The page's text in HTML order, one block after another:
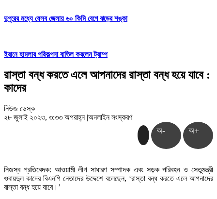
দুপুরের মধ্যে যেসব জেলায় ৬০ কিমি বেগে ঝড়ের শঙ্কা
ইরানে হামলার পরিকল্পনা বাতিল করলেন ট্রাম্প
রাস্তা বন্ধ করতে এলে আপনাদের রাস্তা বন্ধ হয়ে যাবে :
কাদের
নিউজ ডেস্ক
২৮ জুলাই ২০২৩, ৩:৩৩ অপরাহ্ন |অনলাইন সংস্করণ
অ- অ+
নিজস্ব প্রতিবেদক: আওয়ামী লীগ সাধারণ সম্পাদক এবং সড়ক পরিবহন ও সেতুমন্ত্রী
ওবায়দুল কাদের বিএনপি নেতাদের উদ্দেশে বলেছেন, ‘রাস্তা বন্ধ করতে এলে আপনাদের
রাস্তা বন্ধ হয়ে যাবে।’